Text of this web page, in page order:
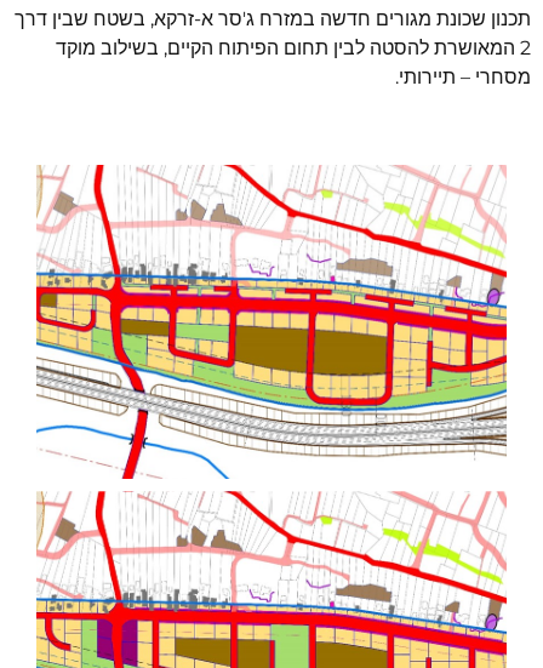
תכנון שכונת מגורים חדשה במזרח ג'סר א-זרקא, בשטח שבין דרך
2 המאושרת להסטה לבין תחום הפיתוח הקיים, בשילוב מוקד
מסחרי – תיירותי.